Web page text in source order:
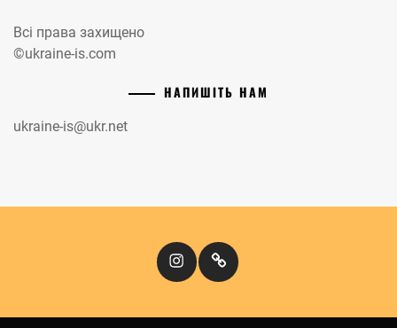
Всі права захищено
©ukraine-is.com
НАПИШІТЬ НАМ
ukraine-is@ukr.net
InstagramКіномандри